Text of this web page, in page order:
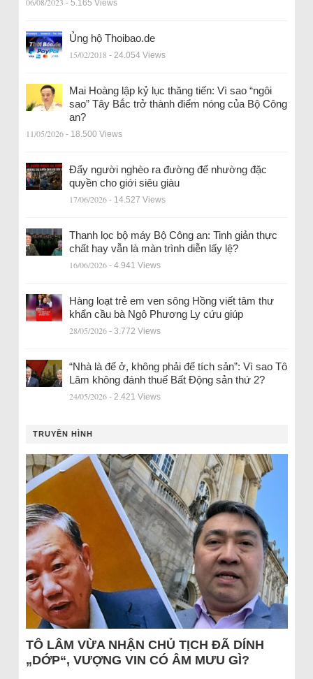
- 5.165 Views
Ủng hộ Thoibao.de
15/02/2018 - 24.054 Views
Mai Hoàng lập kỷ lục thăng tiến: Vì sao “ngôi
sao” Tây Bắc trở thành điểm nóng của Bộ Công
an?
11/05/2026 - 18.500 Views
Đẩy người nghèo ra đường để nhường đặc
quyền cho giới siêu giàu
17/06/2026 - 14.527 Views
Thanh lọc bộ máy Bộ Công an: Tinh giản thực
chất hay vẫn là màn trình diễn lấy lệ?
16/06/2026 - 4.941 Views
Hàng loạt trẻ em ven sông Hồng viết tâm thư
khẩn cầu bà Ngô Phương Ly cứu giúp
28/05/2026 - 3.772 Views
“Nhà là để ở, không phải để tích sản”: Vì sao Tô
Lâm không đánh thuế Bất Động sản thứ 2?
24/05/2026 - 2.421 Views
TRUYỀN HÌNH
TÔ LÂM VỪA NHẬN CHỦ TỊCH ĐÃ DÍNH
„DỚP“, VƯỢNG VIN CÓ ÂM MƯU GÌ?